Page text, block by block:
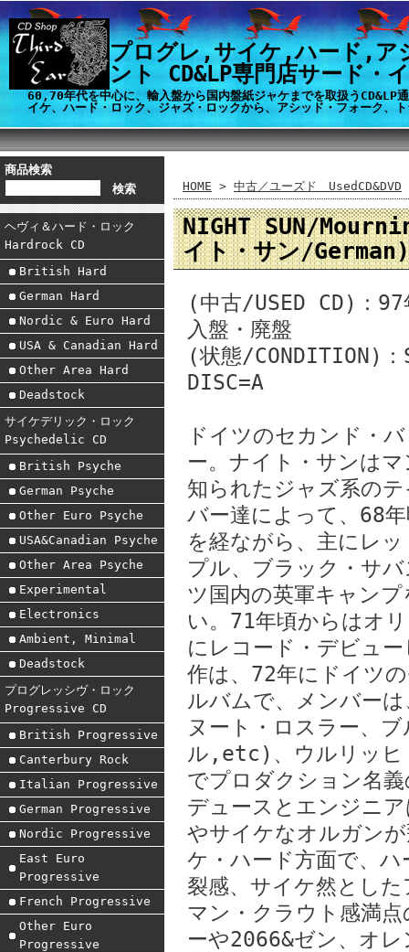
プログレ,サイケ,ハード,ア
ント CD&LP専門店サード・
60,70年代を中心に、輸入盤から国内盤紙ジャケまでを取扱うCD&LP
イケ、ハード・ロック、ジャズ・ロックから、アシッド・フォーク、
商品検索
ヘヴィ＆ハード・ロック
Hardrock CD
British Hard
German Hard
Nordic & Euro Hard
USA & Canadian Hard
Other Area Hard
Deadstock
サイケデリック・ロック
Psychedelic CD
British Psyche
German Psyche
Other Euro Psyche
USA&Canadian Psyche
Other Area Psyche
Experimental
Electronics
Ambient, Minimal
Deadstock
プログレッシヴ・ロック
Progressive CD
British Progressive
Canterbury Rock
Italian Progressive
German Progressive
Nordic Progressive
East Euro
Progressive
French Progressive
Other Euro
Progressive
HOME > 中古／ユーズド UsedCD&DVD
NIGHT SUN/
イト・サン/
(中古/USED CD)：97
入盤・廃盤
(状態/CONDITION)
DISC=A
ドイツのセカンド・
ー。ナイト・サンは
知られたジャズ系の
バー達によって、68
を経ながら、主にレ
プル、ブラック・サ
ツ国内の英軍キャン
い。71年頃からはオ
にレコード・デビュ
作は、72年にドイツ
ルバムで、メンバー
ヌート・ロスラー、
ル,etc)、ウルリッヒ
でプロダクション名
デュースとエンジニ
やサイケなオルガン
ケ・ハード方面で、
裂感、サイケ然とし
マン・クラウト感満
ーや2066&ゼン、オ